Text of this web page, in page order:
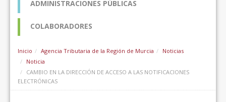
ADMINISTRACIONES PÚBLICAS
COLABORADORES
Inicio Agencia Tributaria de la Región de Murcia
Noticias
Noticia
CAMBIO EN LA DIRECCIÓN DE ACCESO A LAS NOTIFICACIONES
ELECTRÓNICAS